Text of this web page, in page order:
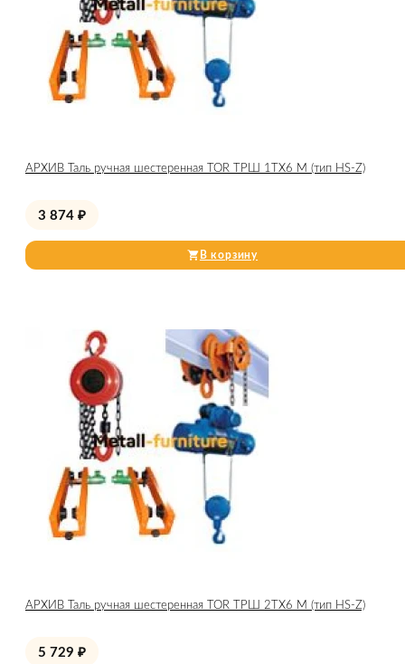
АРХИВ Таль ручная шестеренная TOR ТРШ 1ТХ6 М (тип HS-Z)
3 874 ₽
В корзину
АРХИВ Таль ручная шестеренная TOR ТРШ 2ТХ6 М (тип HS-Z)
5 729 ₽